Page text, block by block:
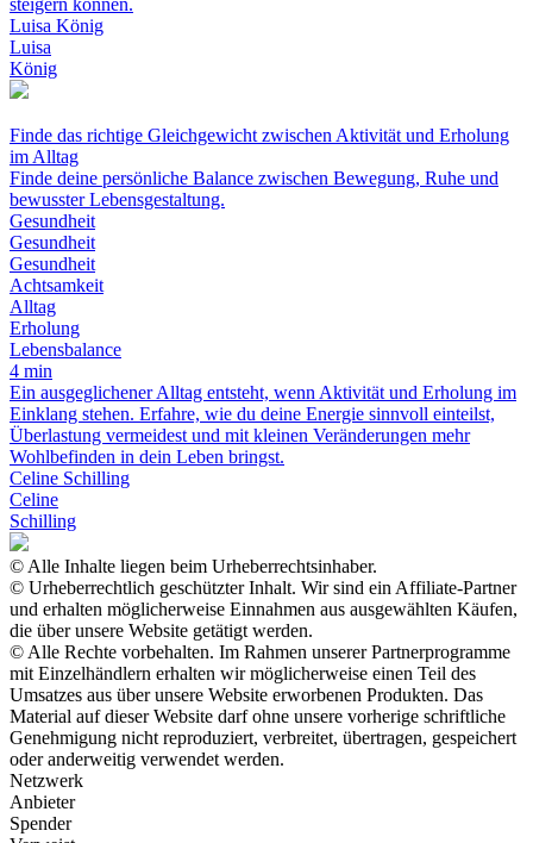
steigern können.
Luisa König
Luisa
König
Finde das richtige Gleichgewicht zwischen Aktivität und Erholung
im Alltag
Finde deine persönliche Balance zwischen Bewegung, Ruhe und
bewusster Lebensgestaltung.
Gesundheit
Gesundheit
Gesundheit
Achtsamkeit
Alltag
Erholung
Lebensbalance
4 min
Ein ausgeglichener Alltag entsteht, wenn Aktivität und Erholung im
Einklang stehen. Erfahre, wie du deine Energie sinnvoll einteilst,
Überlastung vermeidest und mit kleinen Veränderungen mehr
Wohlbefinden in dein Leben bringst.
Celine Schilling
Celine
Schilling
© Alle Inhalte liegen beim Urheberrechtsinhaber.
© Urheberrechtlich geschützter Inhalt. Wir sind ein Affiliate-Partner
und erhalten möglicherweise Einnahmen aus ausgewählten Käufen,
die über unsere Website getätigt werden.
© Alle Rechte vorbehalten. Im Rahmen unserer Partnerprogramme
mit Einzelhändlern erhalten wir möglicherweise einen Teil des
Umsatzes aus über unsere Website erworbenen Produkten. Das
Material auf dieser Website darf ohne unsere vorherige schriftliche
Genehmigung nicht reproduziert, verbreitet, übertragen, gespeichert
oder anderweitig verwendet werden.
Netzwerk
Anbieter
Spender